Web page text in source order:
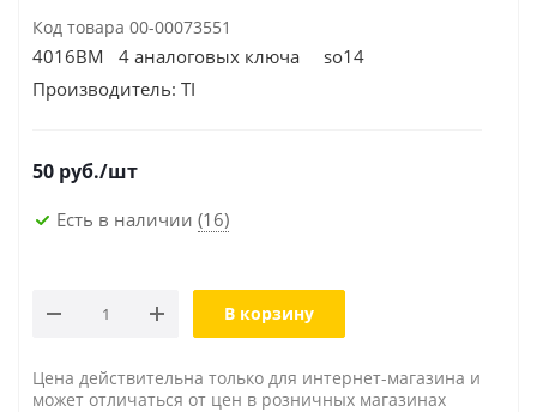
Код товара 00-00073551
4016ВМ 4 аналоговых ключа so14
Производитель: TI
50 руб./шт
Есть в наличии (16)
В корзину
Цена действительна только для интернет-магазина и
может отличаться от цен в розничных магазинах